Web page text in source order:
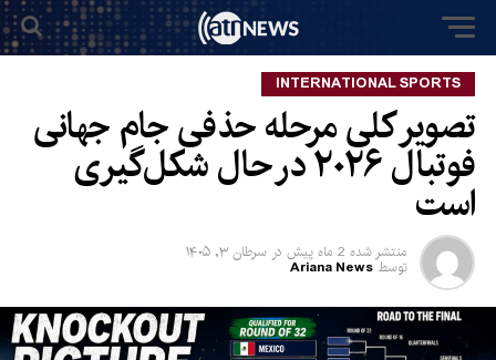
INTERNATIONAL SPORTS
تصویر کلی مرحله حذفی جام جهانی
فوتبال ۲۰۲۶ در حال شکل‌گیری
است
منتشر شده 2 ماه پیش در سرطان ۳, ۱۴۰۵
توسط Ariana News